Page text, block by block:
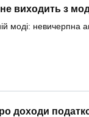
виходить з
моді: невичерпна
доходи